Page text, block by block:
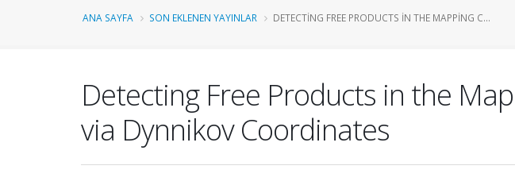
ANA SAYFA SON EKLENEN YAYINLAR DETECTING FREE PRODUCTS IN THE MAPPING C...
Detecting Free Products in the
via Dynnikov Coordinates